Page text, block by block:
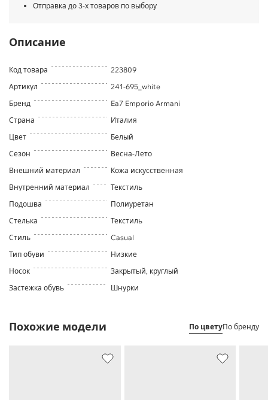
Отправка до 3-х товаров по выбору
Описание
Код товара
223809
Артикул
241-695_white
Бренд
Ea7 Emporio Armani
Страна
Италия
Цвет
Белый
Сезон
Весна-Лето
Внешний материал
Кожа искусственная
Внутренний материал
Текстиль
Подошва
Полиуретан
Стелька
Текстиль
Стиль
Casual
Тип обуви
Низкие
Носок
Закрытый, круглый
Застежка обувь
Шнурки
Похожие модели По цветуПо бренду